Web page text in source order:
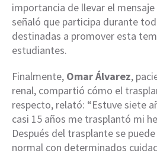
importancia de llevar el mensaje
señaló que participa durante
destinadas a promover esta
estudiantes.
Finalmente, Omar Álvarez,
renal, compartió cómo el
respecto, relató: “Estuve siete
casi 15 años me trasplantó mi
Después del trasplante se
normal con determinados